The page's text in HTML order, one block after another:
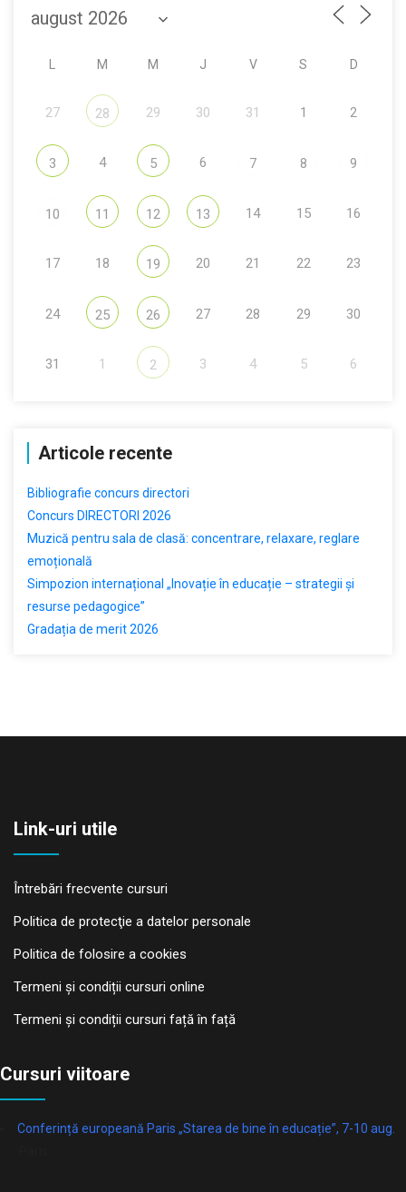
M M J V S D
27 28 29 30 31 1 2
3 4 5 6 7 8 9
10 11 12 13 14 15 16
17 18 19 20 21 22 23
24 25 26 27 28 29 30
31 1 2 3 4 5 6
Articole recente
Bibliografie concurs directori
Concurs DIRECTORI 2026
Muzică pentru sala de clasă: concentrare, relaxare, reglare
emoțională
Simpozion internațional „Inovație în educație – strategii și
resurse pedagogice”
Gradația de merit 2026
Link-uri utile
Întrebări frecvente cursuri
Politica de protecţie a datelor personale
Politica de folosire a cookies
Termeni și condiții cursuri online
Termeni și condiții cursuri față în față
Cursuri viitoare
Conferință europeană Paris „Starea de bine în educație”, 7-10 aug.